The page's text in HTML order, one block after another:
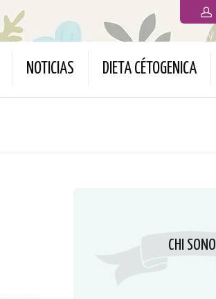
NOTICIAS DIETA CÉTOGENICA
CHI SONO